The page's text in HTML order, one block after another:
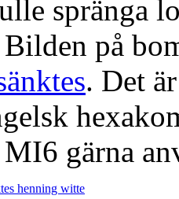
spränga
på
. Det
gärna